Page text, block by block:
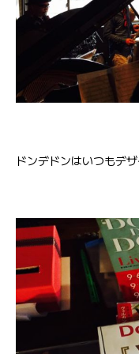
ドンデドンはいつもデ